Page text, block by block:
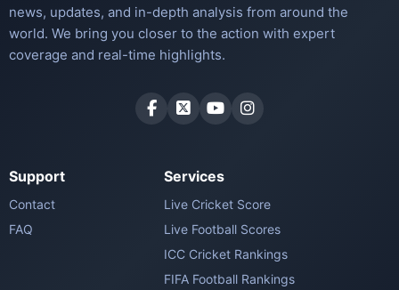
news, updates, and in-depth analysis from around the
world. We bring you closer to the action with expert
coverage and real-time highlights.
Support
Contact
FAQ
Services
Live Cricket Score
Live Football Scores
ICC Cricket Rankings
FIFA Football Rankings